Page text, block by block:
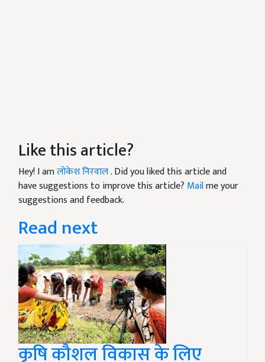
Like this article?
Hey! I amलोकेश निरवाल. Did you liked this article and
have suggestions to improve this article? Mailme your
suggestions and feedback.
Read next
कृषि कौशल विकास के लिए